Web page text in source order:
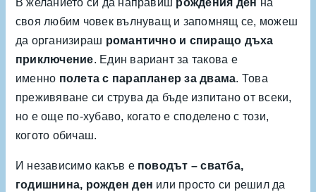
В желанието си да направиш рождения ден на
своя любим човек вълнуващ и запомнящ се, можеш
да организираш романтично и спиращо дъха
приключение. Един вариант за такова е
именно полета с парапланер за двама. Това
преживяване си струва да бъде изпитано от всеки,
но е още по-хубаво, когато е споделено с този,
когото обичаш.
И независимо какъв е поводът – сватба,
годишнина, рожден ден или просто си решил да